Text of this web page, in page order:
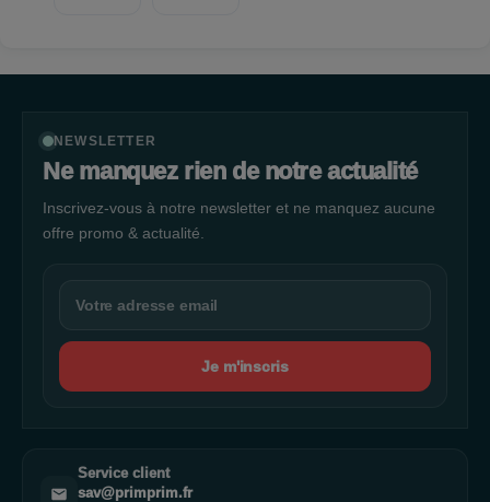
NEWSLETTER
Ne manquez rien de notre actualité
Inscrivez-vous à notre newsletter et ne manquez aucune
offre promo & actualité.
Je m'inscris
Service client
sav@primprim.fr